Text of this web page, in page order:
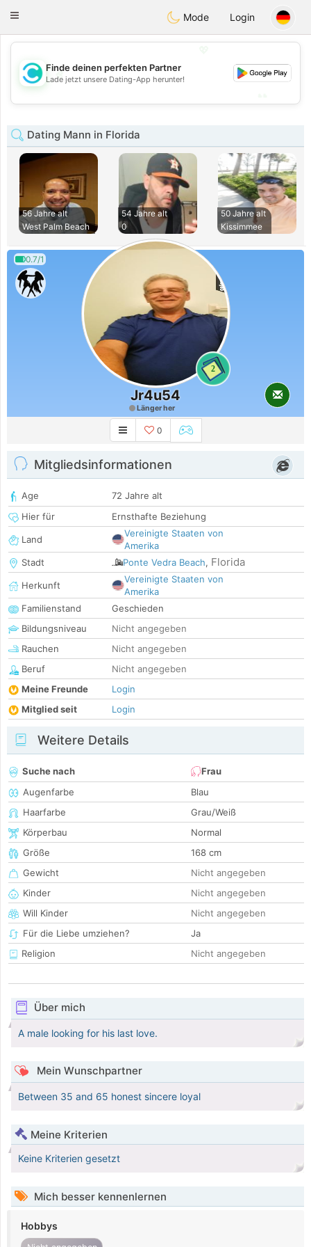
olombiaCitas
Toggle
Mode Login
💖
💕
Finde deinen perfekten Partner
Lade jetzt unsere Dating-App herunter!
Dating Mann in Florida
56 Jahre alt
West Palm Beach
54 Jahre alt
0
50 Jahre alt
Kissimmee
0.7/1
2
Jr4u54
Länger her
0
Mitgliedsinformationen
Age
72 Jahre alt
Hier für
Ernsthafte Beziehung
Land
Vereinigte Staaten von
Amerika
Stadt
Ponte Vedra Beach, Florida
Herkunft
Vereinigte Staaten von
Amerika
Familienstand
Geschieden
Bildungsniveau
Nicht angegeben
Rauchen
Nicht angegeben
Beruf
Nicht angegeben
Meine Freunde
Login
Mitglied seit
Login
Weitere Details
Suche nach
Frau
Augenfarbe
Blau
Haarfarbe
Grau/Weiß
Körperbau
Normal
Größe
168 cm
Gewicht
Nicht angegeben
Kinder
Nicht angegeben
Will Kinder
Nicht angegeben
Für die Liebe umziehen?
Ja
Religion
Nicht angegeben
Über mich
A male looking for his last love.
Mein Wunschpartner
Between 35 and 65 honest sincere loyal
Meine Kriterien
Keine Kriterien gesetzt
Mich besser kennenlernen
Hobbys